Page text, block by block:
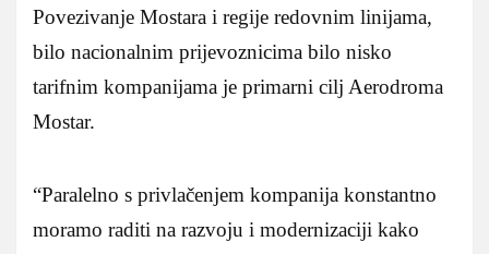
Povezivanje Mostara i regije redovnim linijama,
bilo nacionalnim prijevoznicima bilo nisko
tarifnim kompanijama je primarni cilj Aerodroma
Mostar.
“Paralelno s privlačenjem kompanija konstantno
moramo raditi na razvoju i modernizaciji kako